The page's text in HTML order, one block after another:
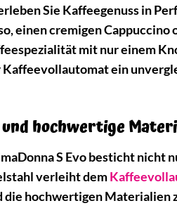
Sie Kaffeegenuss in
einen cremigen
mit nur einem
ein
und hochwertige
S Evo besticht nicht
verleiht dem
die hochwertigen Materialien